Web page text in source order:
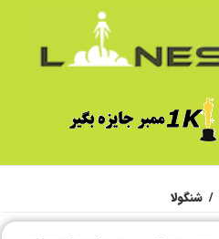
/ شنگولا